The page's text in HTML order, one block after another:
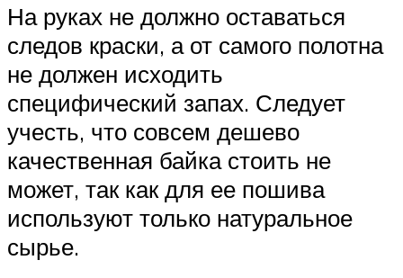
На руках не должно оставаться
следов краски, а от самого полотна
не должен исходить
специфический запах. Следует
учесть, что совсем дешево
качественная байка стоить не
может, так как для ее пошива
используют только натуральное
сырье.